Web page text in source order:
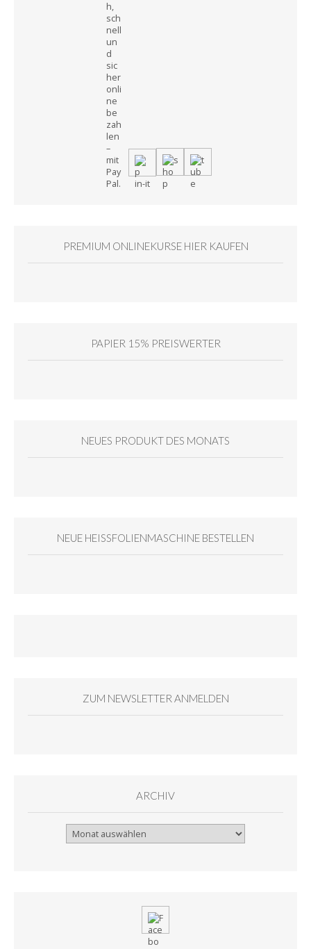
PREMIUM ONLINEKURSE HIER KAUFEN
PAPIER 15% PREISWERTER
NEUES PRODUKT DES MONATS
NEUE HEISSFOLIENMASCHINE BESTELLEN
ZUM NEWSLETTER ANMELDEN
ARCHIV
Archiv